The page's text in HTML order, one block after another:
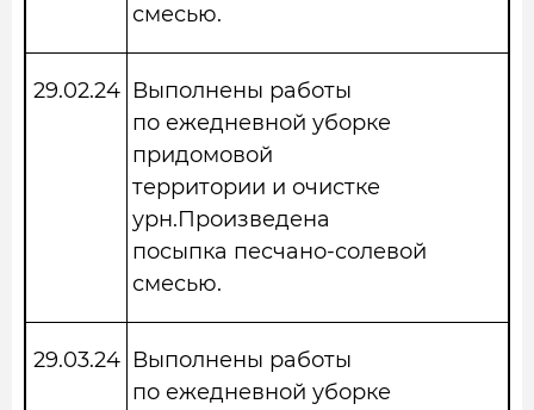
смесью.
29.02.24 Выполнены работы
по ежедневной уборке
придомовой
территории и очистке
урн.Произведена
посыпка песчано-солевой
смесью.
29.03.24 Выполнены работы
по ежедневной уборке